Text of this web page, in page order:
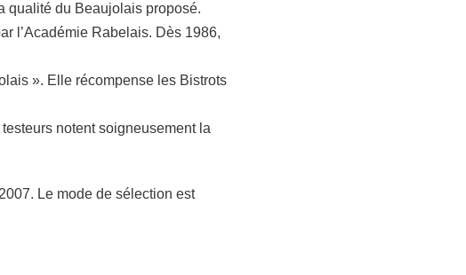
qualité du Beaujolais proposé.
l’Académie Rabelais. Dès 1986,
». Elle récompense les Bistrots
notent soigneusement la
Le mode de sélection est